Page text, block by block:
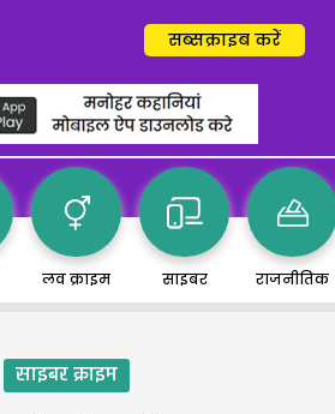
सब्सक्राइब करें
लव क्राइम साइबर राजनीतिक
साइबर क्राइम